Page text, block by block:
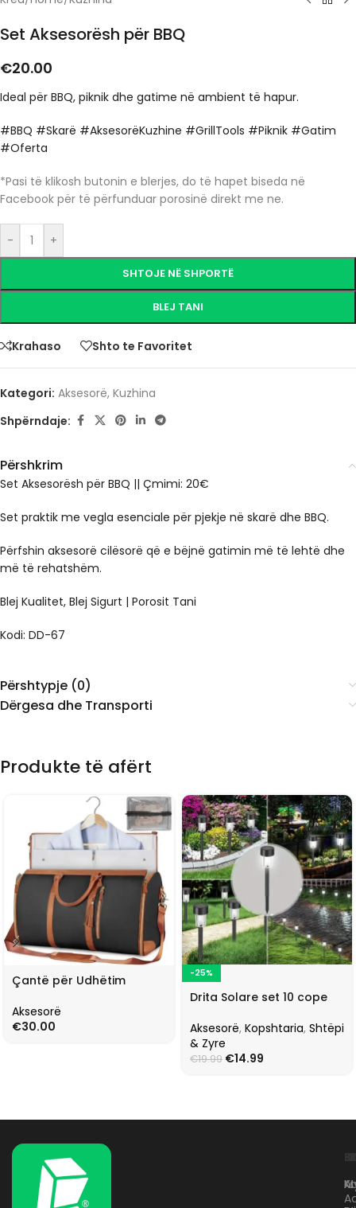
Set Aksesorësh për BBQ
€20.00
Ideal për BBQ, piknik dhe gatime në ambient të hapur.
#BBQ #Skarë #AksesorëKuzhine #GrillTools #Piknik #Gatim
#Oferta
*Pasi të klikosh butonin e blerjes, do të hapet biseda në
Facebook për të përfunduar porosinë direkt me ne.
- +
SHTOJE NË SHPORTË
BLEJ TANI
Krahaso Shto te Favoritet
Kategori: Aksesorë, Kuzhina
Shpërndaje:
Përshkrim
Set Aksesorësh për BBQ || Çmimi: 20€
Set praktik me vegla esenciale për pjekje në skarë dhe BBQ.
Përfshin aksesorë cilësorë që e bëjnë gatimin më të lehtë dhe
më të rehatshëm.
Blej Kualitet, Blej Sigurt | Porosit Tani
Kodi: DD-67
Përshtypje (0)
Dërgesa dhe Transporti
Produkte të afërt
Çantë për Udhëtim
Aksesorë
€30.00
-25%
Drita Solare set 10 cope
Aksesorë, Kopshtaria, Shtëpi
& Zyre
€19.99 €14.99